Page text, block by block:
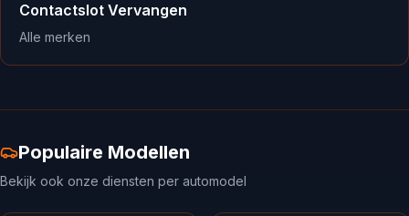
Contactslot Vervangen
Alle merken
Populaire Modellen
Bekijk ook onze diensten per automodel